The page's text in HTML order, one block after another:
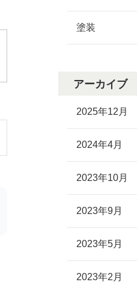
塗装
アーカイブ
2025年12月
2024年4月
2023年10月
2023年9月
2023年5月
2023年2月